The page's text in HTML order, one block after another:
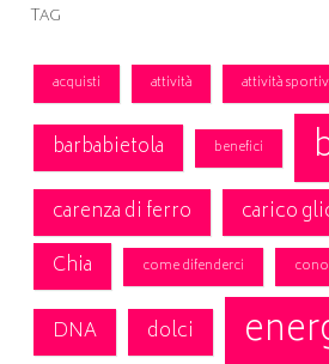
Tag
acquisti attività attività
barbabietola
benefici
carenza di ferro carico
Chia come difenderci
DNA dolci